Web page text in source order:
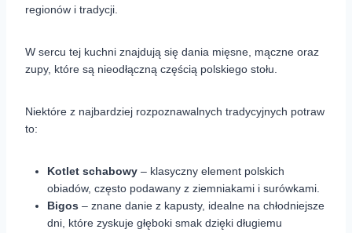
regionów i tradycji.
W sercu tej kuchni znajdują się dania mięsne, mączne oraz
zupy, które są nieodłączną częścią polskiego stołu.
Niektóre z najbardziej rozpoznawalnych tradycyjnych potraw
to:
Kotlet schabowy – klasyczny element polskich
obiadów, często podawany z ziemniakami i surówkami.
Bigos – znane danie z kapusty, idealne na chłodniejsze
dni, które zyskuje głęboki smak dzięki długiemu